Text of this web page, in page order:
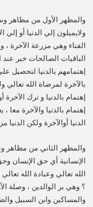
والمظهر الأول من مظاهر
ولايميلون إلي الدنيا أو إلي
الفناء وهي مزرعة الآخرة ،
الباقيات الصالحات خير عند
إهتمامهم بالدنيا لتحصيل
بالآخرة لمرضاة الله
إهتمام بالدنيا و ترك الآخرة
إهتمام بالدنيا والآخرة معا
الدنيا أوالآخرة ولكن الدنيا
والمظهر الثاني من مظاهر
الإنسانية أي حق الإنسان
الله تعالي وعبادة الله
؟ وهي بر الوالدين ، وصلة
والمساكين وابن السبيل